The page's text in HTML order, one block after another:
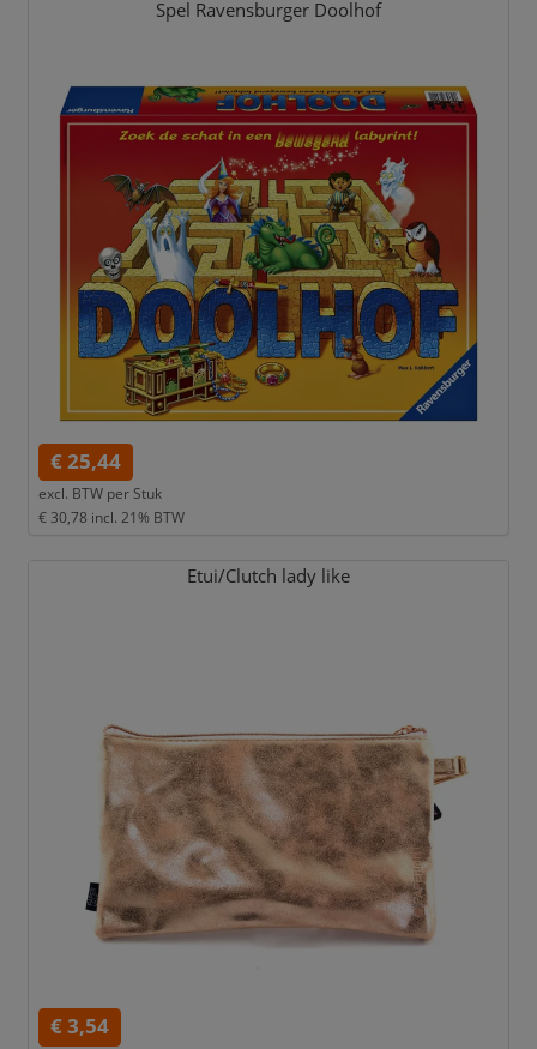
Spel Ravensburger Doolhof
€ 25,44
excl. BTW per Stuk
€ 30,78 incl. 21% BTW
Etui/Clutch lady like
€ 3,54